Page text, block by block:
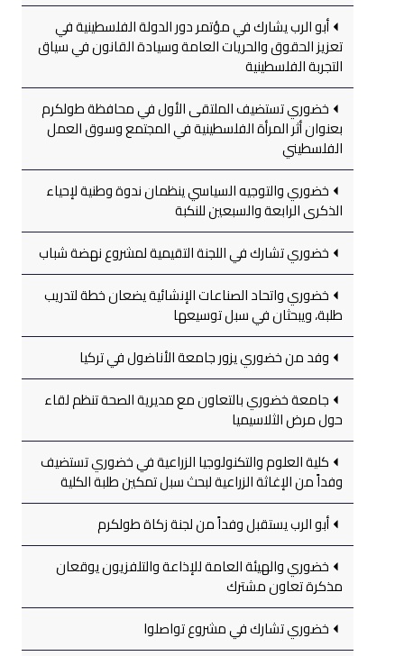
أبو الرب يشارك في مؤتمر دور الدولة الفلسطينية في
تعزيز الحقوق والحريات العامة وسيادة القانون في سياق
التجربة الفلسطينية
خضوري تستضيف الملتقى الأول في محافظة طولكرم
بعنوان أثر المرأة الفلسطينية في المجتمع وسوق العمل
الفلسطيني
خضوري والتوجيه السياسي ينظمان ندوة وطنية لإحياء
الذكرى الرابعة والسبعين للنكبة
خضوري تشارك في اللجنة التقيمية لمشروع نهضة شباب
خضوري واتحاد الصناعات الإنشائية يضعان خطة لتدريب
طلبة، ويبحثان في سبل توسيعها
وفد من خضوري يزور جامعة الأناضول في تركيا
جامعة خضوري بالتعاون مع مديرية الصحة تنظم لقاء
حول مرض الثلاسيميا
كلية العلوم والتكنولوجيا الزراعية في خضوري تستضيف
وفداً من الإغاثة الزراعية لبحث سبل تمكين طلبة الكلية
أبو الرب يستقبل وفداً من لجنة زكاة طولكرم
خضوري والهيئة العامة للإذاعة والتلفزيون يوقعان
مذكرة تعاون مشترك
خضوري تشارك في مشروع تواصلوا